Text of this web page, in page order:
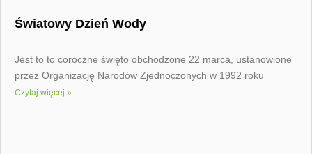
Światowy Dzień Wody
Jest to to coroczne święto obchodzone 22 marca, ustanowione
przez Organizację Narodów Zjednoczonych w 1992 roku
Czytaj więcej »